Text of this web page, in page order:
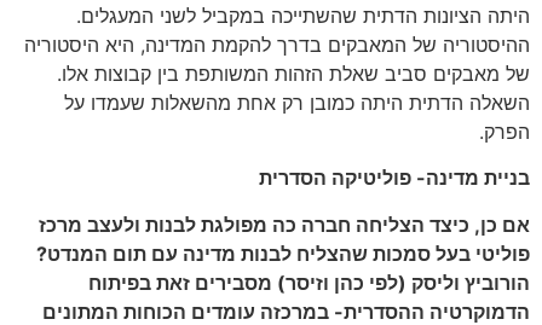
היתה הציונות הדתית שהשתייכה במקביל לשני המעגלים.
ההיסטוריה של המאבקים בדרך להקמת המדינה, היא היסטוריה
של מאבקים סביב שאלת הזהות המשותפת בין קבוצות אלו.
השאלה הדתית היתה כמובן רק אחת מהשאלות שעמדו על
הפרק.
בניית מדינה- פוליטיקה הסדרית
אם כן, כיצד הצליחה חברה כה מפולגת לבנות ולעצב מרכז
פוליטי בעל סמכות שהצליח לבנות מדינה עם תום המנדט?
הורוביץ וליסק (לפי כהן וזיסר) מסבירים זאת בפיתוח
הדמוקרטיה ההסדרית- במרכזה עומדים הכוחות המתונים